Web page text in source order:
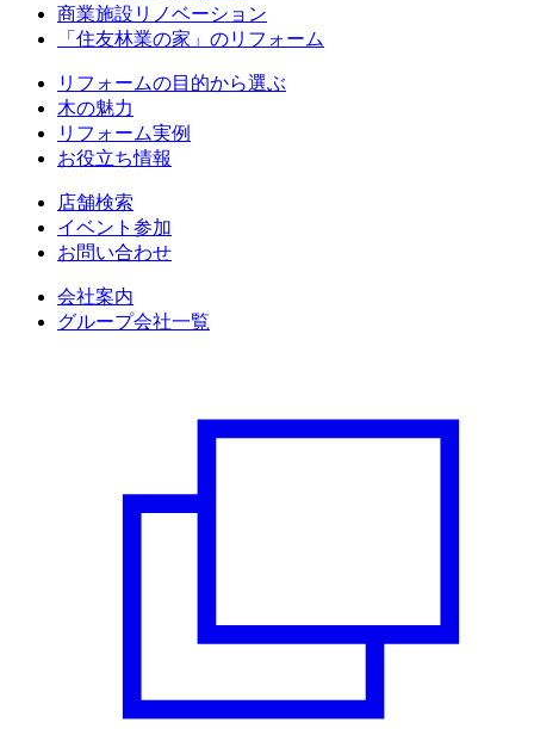
商業施設リノベーション
「住友林業の家」のリフォーム
リフォームの目的から選ぶ
木の魅力
リフォーム実例
お役立ち情報
店舗検索
イベント参加
お問い合わせ
会社案内
グループ会社一覧